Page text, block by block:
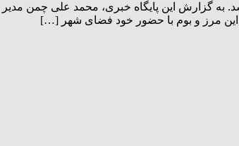
گزارش این پایگاه خبری، محمد علی چمن
این مرز و بوم با حضور خود فضای شهر […]